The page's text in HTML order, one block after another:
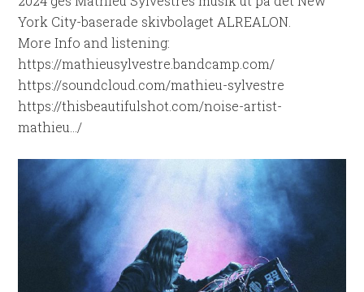
York City-baserade skivbolaget ALREALON.
More Info and listening:
https://mathieusylvestre.bandcamp.com/
https://soundcloud.com/mathieu-sylvestre
https://thisbeautifulshot.com/noise-artist-
mathieu…/